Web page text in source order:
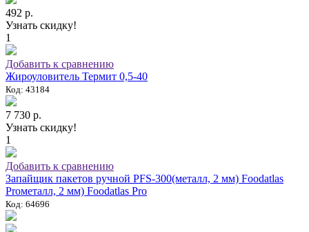
492 р.
Узнать скидку!
1
Добавить к сравнению
Жироуловитель Термит 0,5-40
Код: 43184
7 730 р.
Узнать скидку!
1
Добавить к сравнению
Запайщик пакетов ручной PFS-300(металл, 2 мм) Foodatlas
Proметалл, 2 мм) Foodatlas Pro
Код: 64696